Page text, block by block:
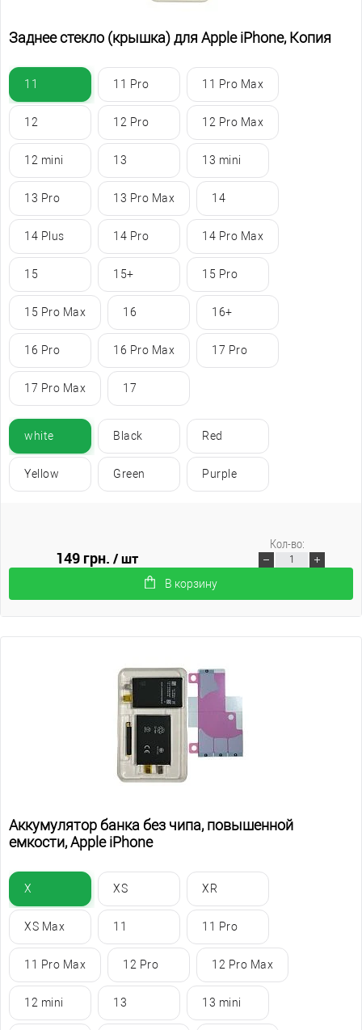
Заднее стекло (крышка) для Apple iPhone, Копия
11 11 Pro 11 Pro Max
12 12 Pro 12 Pro Max
12 mini 13 13 mini
13 Pro 13 Pro Max 14
14 Plus 14 Pro 14 Pro Max
15 15+ 15 Pro
15 Pro Max 16 16+
16 Pro 16 Pro Max 17 Pro
17 Pro Max 17
white Black Red
Yellow Green Purple
149 грн./ шт
В корзину
Кол-во:
Аккумулятор банка без чипа, повышенной
емкости, Apple iPhone
X XS XR
XS Max 11 11 Pro
11 Pro Max 12 Pro 12 Pro Max
12 mini 13 13 mini